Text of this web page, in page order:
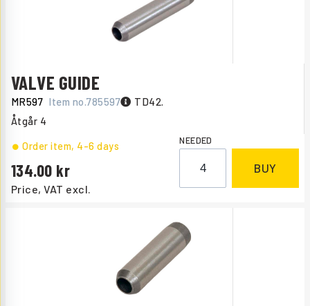
VALVE GUIDE
MR597 Item no.785597 TD42.
Åtgår 4
Price, VAT excl.
134.00
Order item, 4-6 days NEEDED
BUY